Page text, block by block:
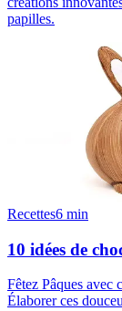
papilles.
Recettes6 min
10 idées de
Fêtez Pâques avec
Élaborer ces